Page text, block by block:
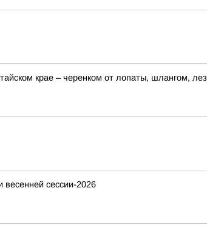
крае – черенком от лопаты, шлангом,
сессии-2026